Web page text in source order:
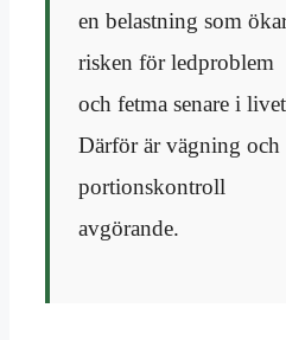
en belastning som
risken för ledproblem
och fetma senare i
Därför är vägning och
portionskontroll
avgörande.